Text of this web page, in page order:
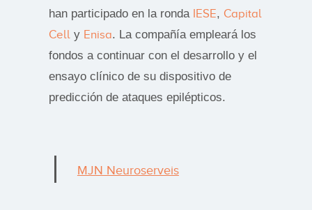
han participado en la ronda IESE, Capital
Celly Enisa. La compañía empleará los
fondos a continuar con el desarrollo y el
ensayo clínico de su dispositivo de
predicción de ataques epilépticos.
MJN Neuroserveis